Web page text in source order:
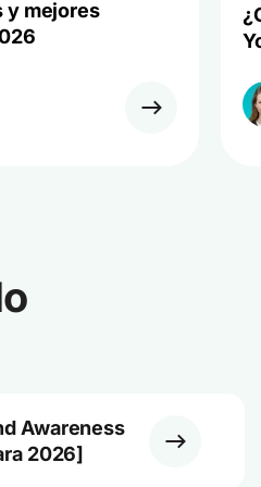
más a menudo
y mejores
Awareness
2026]